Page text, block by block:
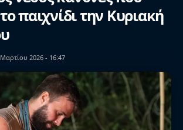
παιχνίδι την Κυριακή
2026 - 16:47